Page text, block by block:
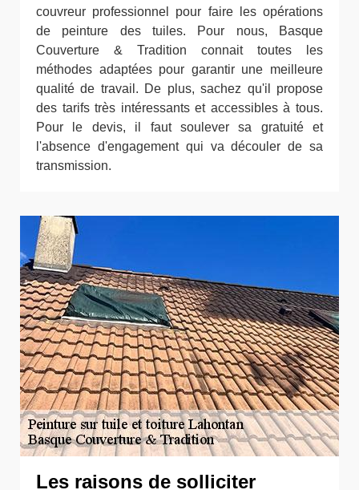
couvreur professionnel pour faire les opérations
de peinture des tuiles. Pour nous, Basque
Couverture & Tradition connait toutes les
méthodes adaptées pour garantir une meilleure
qualité de travail. De plus, sachez qu'il propose
des tarifs très intéressants et accessibles à tous.
Pour le devis, il faut soulever sa gratuité et
l'absence d'engagement qui va découler de sa
transmission.
Les raisons de solliciter